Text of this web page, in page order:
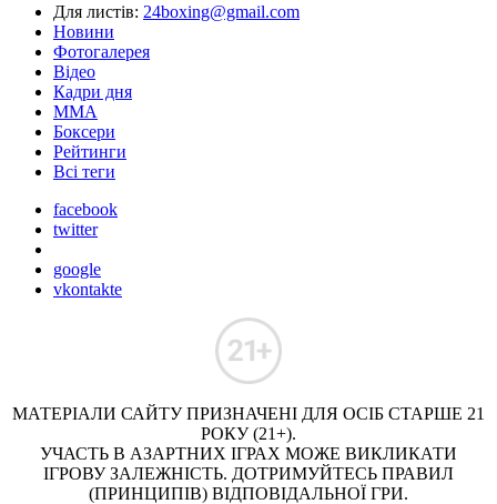
Для листів: 24boxing@gmail.com
Новини
Фотогалерея
Відео
Кадри дня
ММА
Боксери
Рейтинги
Всі теги
facebook
twitter
google
vkontakte
МАТЕРІАЛИ САЙТУ ПРИЗНАЧЕНІ ДЛЯ ОСІБ СТАРШЕ 21
РОКУ (21+).
УЧАСТЬ В АЗАРТНИХ ІГРАХ МОЖЕ ВИКЛИКАТИ
ІГРОВУ ЗАЛЕЖНІСТЬ. ДОТРИМУЙТЕСЬ ПРАВИЛ
(ПРИНЦИПІВ) ВІДПОВІДАЛЬНОЇ ГРИ.